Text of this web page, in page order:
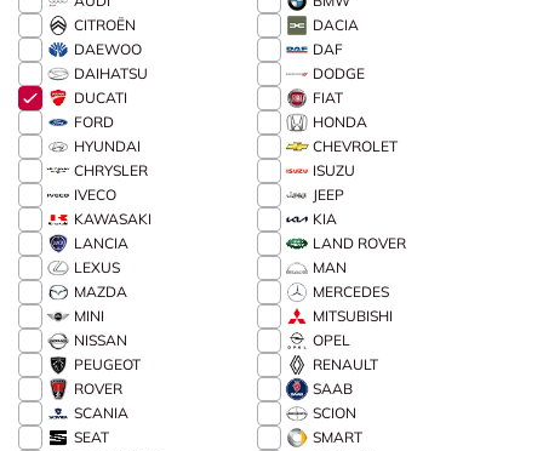
CITROËN
DACIA
DAEWOO
DAF
DAIHATSU
DODGE
DUCATI
FIAT
FORD
HONDA
HYUNDAI
CHEVROLET
CHRYSLER
ISUZU
IVECO
JEEP
KAWASAKI
KIA
LANCIA
LAND ROVER
LEXUS
MAN
MAZDA
MERCEDES
MINI
MITSUBISHI
NISSAN
OPEL
PEUGEOT
RENAULT
ROVER
SAAB
SCANIA
SCION
SEAT
SMART